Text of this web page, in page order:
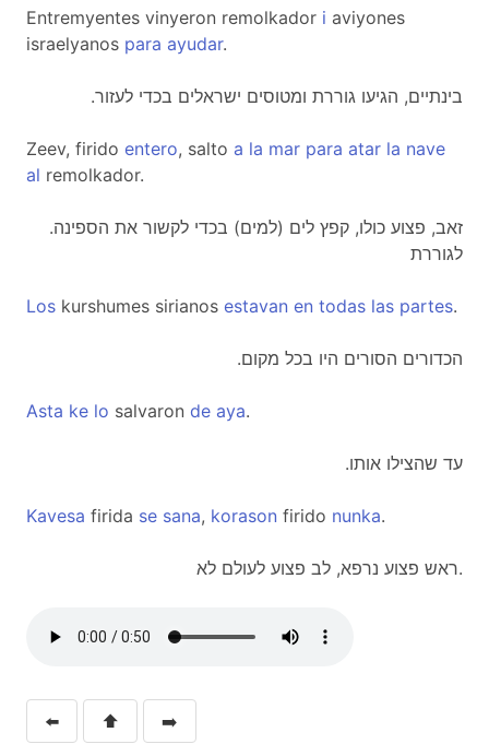
Entremyentes vinyeron remolkador i aviyones
israelyanos para ayudar.
.בינתיים, הגיעו גוררת ומטוסים ישראלים בכדי לעזור
Zeev, firido entero, salto a la mar para atar la nave
al remolkador.
.זאב, פצוע כולו, קפץ לים (למים) בכדי לקשור את הספינה
לגוררת
Los kurshumes sirianos estavan en todas las partes.
.הכדורים הסורים היו בכל מקום
Asta ke lo salvaron de aya.
.עד שהצילו אותו
Kavesa firida se sana, korason firido nunka.
ראש פצוע נרפא, לב פצוע לעולם לא.
⬅️ ⬆️ ➡️